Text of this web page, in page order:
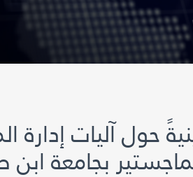
سياسة الخصوصية
حول آليات إدارة
بجامعة